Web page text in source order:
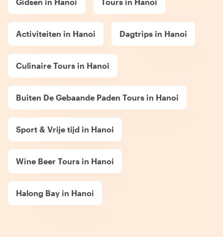
Activiteiten in Hanoi Dagtrips in Hanoi
Culinaire Tours in Hanoi
Buiten De Gebaande Paden Tours in Hanoi
Sport & Vrije tijd in Hanoi
Wine Beer Tours in Hanoi
Halong Bay in Hanoi